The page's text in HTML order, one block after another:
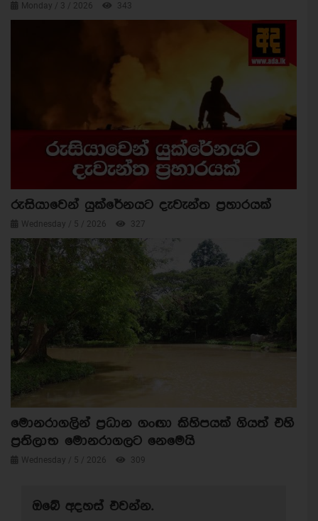
Monday / 3 / 2026 343
රුසියාවෙන් යුක්රේනයට දැවැන්ත ප්‍රහාරයක්
Wednesday / 5 / 2026 327
මොනරාගලින් ප්‍රධාන ගංඟා කිහිපයක් ගියත් එහි
ප්‍රතිලාභ මොනරාගලට නෙමෙයි
Wednesday / 5 / 2026 309
ඔබේ අදහස් එවන්න.